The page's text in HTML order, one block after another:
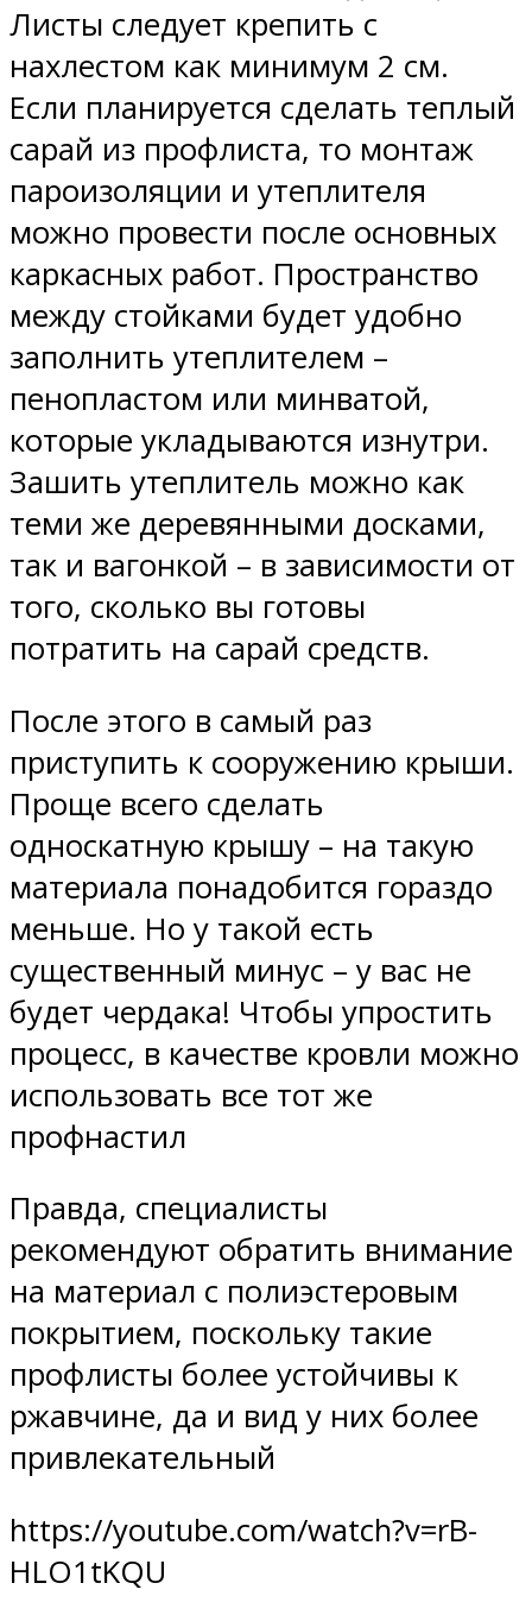
Листы следует крепить с
нахлестом как минимум 2 см.
Если планируется сделать теплый
сарай из профлиста, то монтаж
пароизоляции и утеплителя
можно провести после основных
каркасных работ. Пространство
между стойками будет удобно
заполнить утеплителем –
пенопластом или минватой,
которые укладываются изнутри.
Зашить утеплитель можно как
теми же деревянными досками,
так и вагонкой – в зависимости от
того, сколько вы готовы
потратить на сарай средств.
После этого в самый раз
приступить к сооружению крыши.
Проще всего сделать
односкатную крышу – на такую
материала понадобится гораздо
меньше. Но у такой есть
существенный минус – у вас не
будет чердака! Чтобы упростить
процесс, в качестве кровли можно
использовать все тот же
профнастил
Правда, специалисты
рекомендуют обратить внимание
на материал с полиэстеровым
покрытием, поскольку такие
профлисты более устойчивы к
ржавчине, да и вид у них более
привлекательный
https://youtube.com/watch?v=rB-
HLO1tKQU